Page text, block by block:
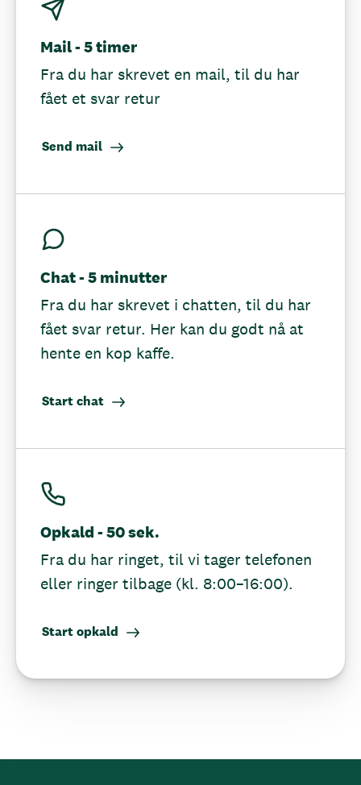
Mail - 5 timer
Fra du har skrevet en mail, til du har
fået et svar retur
Send mail
Chat - 5 minutter
Fra du har skrevet i chatten, til du har
fået svar retur. Her kan du godt nå at
hente en kop kaffe.
Start chat
Opkald - 50 sek.
Fra du har ringet, til vi tager telefonen
eller ringer tilbage (kl. 8:00–16:00).
Start opkald